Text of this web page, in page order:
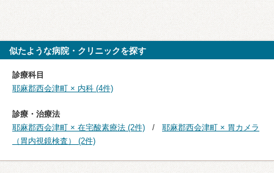
似たような病院・クリニックを探す
診療科目
耶麻郡西会津町 × 内科 (4件)
診療・治療法
耶麻郡西会津町 × 在宅酸素療法 (2件)
耶麻郡西会津町 × 胃カメラ
（胃内視鏡検査） (2件)